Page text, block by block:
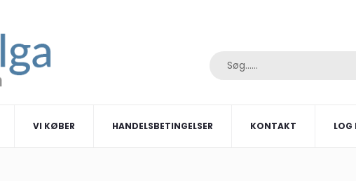
VI KØBER HANDELSBETINGELSER KONTAKT LOG